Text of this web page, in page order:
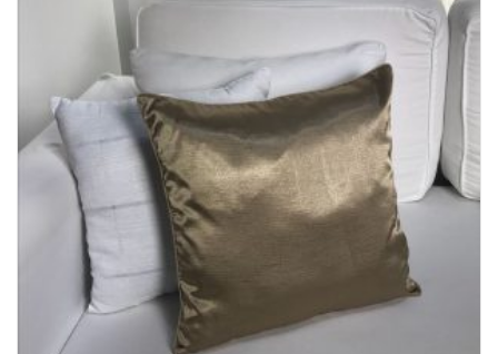
Lost Password
Cadastrar Conta